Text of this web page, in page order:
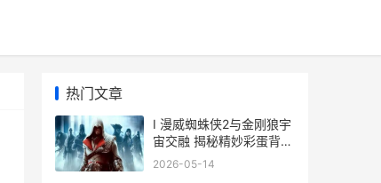
热门文章
I 漫威蜘蛛侠2与金刚狼宇
宙交融 揭秘精妙彩蛋背后
故事
2026-05-14